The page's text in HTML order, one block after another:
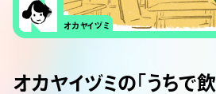
オカヤイヅミ
オカヤイヅミの「うちで